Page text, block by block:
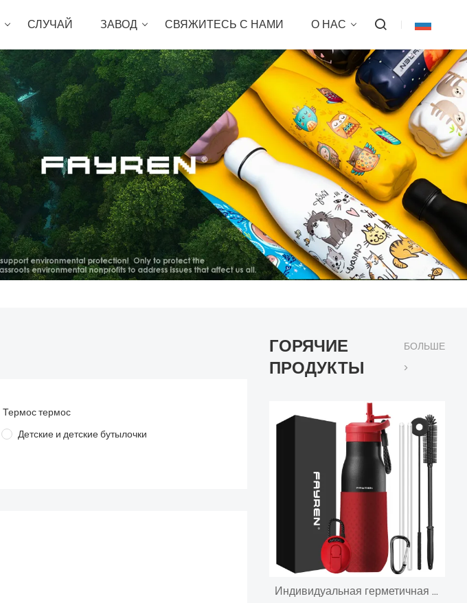
СЛУЧАЙ ЗАВОД СВЯЖИТЕСЬ С НАМИ О НАС
Термос термос
Детские и детские бутылочки
ГОРЯЧИЕ
ПРОДУКТЫ
БОЛЬШЕ
>
Индивидуальная герметичная спортивная бутылка для воды Теромы из нержавеющей стали с тройной вакуумной изоляцией и двойной изоляцией по всему миру